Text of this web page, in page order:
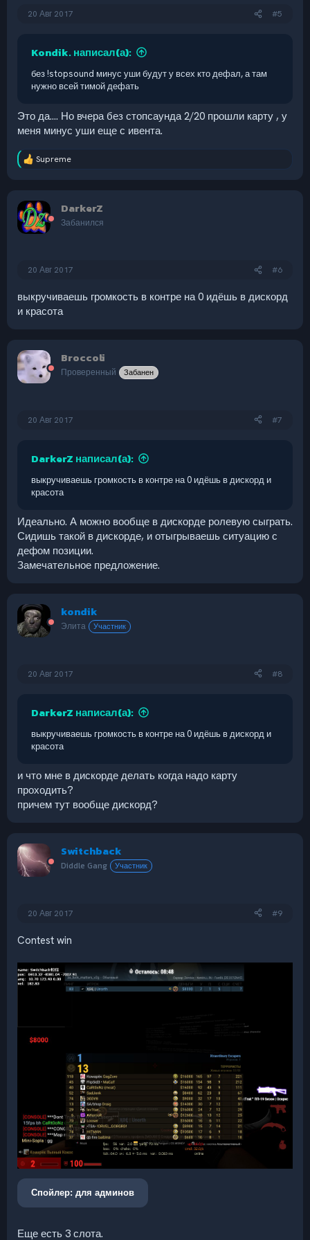
20 Авг 2017 #5
Kondik. написал(а):
без !stopsound минус уши будут у всех кто дефал, а там
нужно всей тимой дефать
Это да.... Но вчера без стопсаунда 2/20 прошли карту , у
меня минус уши еще с ивента.
Р
ц
и
и
Supreme
DarkerZ
Забанился
20 Авг 2017 #6
выкручиваешь громкость в контре на 0 идёшь в дискорд
и красота
Broccoli
Проверенный Забанен
20 Авг 2017 #7
DarkerZ написал(а):
выкручиваешь громкость в контре на 0 идёшь в дискорд и
красота
Идеально. А можно вообще в дискорде ролевую сыграть.
Сидишь такой в дискорде, и отыгрываешь ситуацию с
дефом позиции.
Замечательное предложение.
kondik
Элита Участник
20 Авг 2017 #8
DarkerZ написал(а):
выкручиваешь громкость в контре на 0 идёшь в дискорд и
красота
и что мне в дискорде делать когда надо карту
проходить?
причем тут вообще дискорд?
Switchback
Diddle Gang Участник
20 Авг 2017 #9
Contest win
Спойлер: для админов
Еще есть 3 слота.